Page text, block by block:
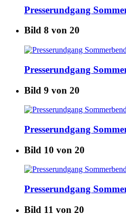
Presserundgang
Bild 8 von 20
Presserundgang
Bild 9 von 20
Presserundgang
Bild 10 von 20
Presserundgang
Bild 11 von 20